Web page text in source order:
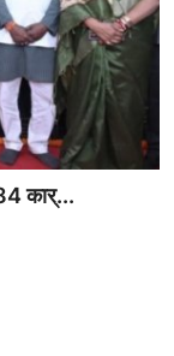
कार्...